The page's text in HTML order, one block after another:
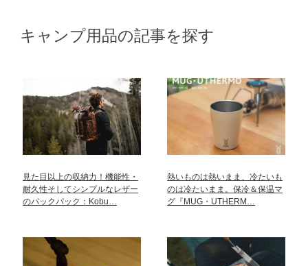
キャンプ用品の記事を探す
見た目以上の収納力！機能性・
耐久性そしてシンプルなレザー
のバックパック：Kobu…
熱いものは熱いまま、冷たいも
のは冷たいまま。保冷＆保温マ
グ『MUG・UTHERM…